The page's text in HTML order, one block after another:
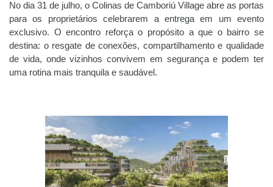
No dia 31 de julho, o Colinas de Camboriú Village abre as portas
para os proprietários celebrarem a entrega em um evento
exclusivo. O encontro reforça o propósito a que o bairro se
destina: o resgate de conexões, compartilhamento e qualidade
de vida, onde vizinhos convivem em segurança e podem ter
uma rotina mais tranquila e saudável.